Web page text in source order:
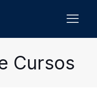
Cursos